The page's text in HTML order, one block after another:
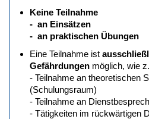
Keine Teilnahme
- an Einsätzen
- an praktischen Übungen
Eine Teilnahme ist
Gefährdungen möglich, wie
- Teilnahme an theoretischen
(Schulungsraum)
- Teilnahme an
- Tätigkeiten im rückwärtigen